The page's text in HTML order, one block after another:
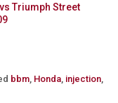
Triumph Street
bbm, Honda, injection,